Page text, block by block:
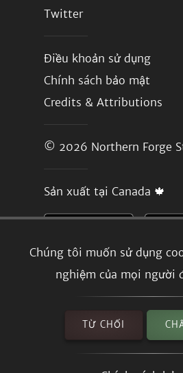
Chúng tôi muốn sử dụng
nghiệm của mọi người
TỪ CHỐI
Twitter
Điều khoản sử dụng
Chính sách bảo mật
Credits & Attributions
© 2026 Northern Forge
Sản xuất tại Canada 🍁